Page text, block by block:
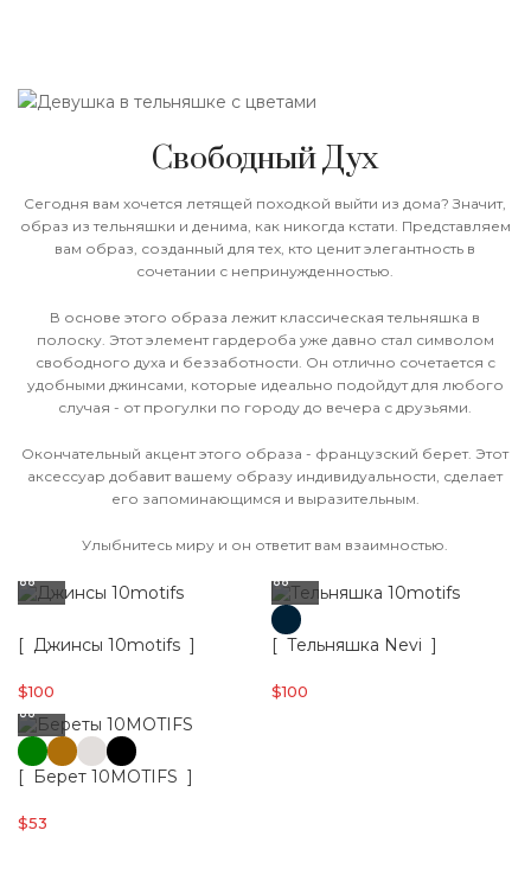
Свободный Дух
Сегодня вам хочется летящей походкой выйти из дома? Значит,
образ из тельняшки и денима, как никогда кстати. Представляем
вам образ, созданный для тех, кто ценит элегантность в
сочетании с непринужденностью.
В основе этого образа лежит классическая тельняшка в
полоску. Этот элемент гардероба уже давно стал символом
свободного духа и беззаботности. Он отлично сочетается с
удобными джинсами, которые идеально подойдут для любого
случая - от прогулки по городу до вечера с друзьями.
Окончательный акцент этого образа - французский берет. Этот
аксессуар добавит вашему образу индивидуальности, сделает
его запоминающимся и выразительным.
Улыбнитесь миру и он ответит вам взаимностью.
[ Джинсы 10motifs ]
$100
[ Тельняшка Nevi ]
$100
[ Берет 10MOTIFS ]
$53